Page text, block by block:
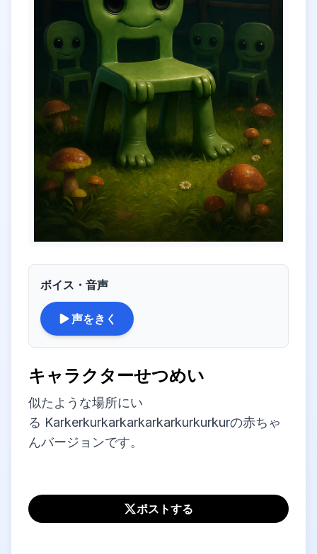
ボイス・音声
声をきく
キャラクターせつめい
似たような場所にい
る Karkerkurkarkarkarkarkurkurkurの赤ちゃ
んバージョンです。
ポストする